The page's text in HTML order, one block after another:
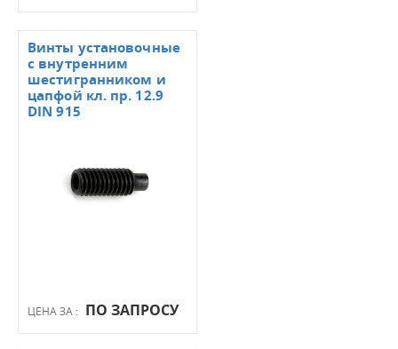
ЦЕНА ЗА : ПО ЗАПРОСУ
Винты установочные
с внутренним
шестигранником и
цапфой кл. пр. 12.9
DIN 915